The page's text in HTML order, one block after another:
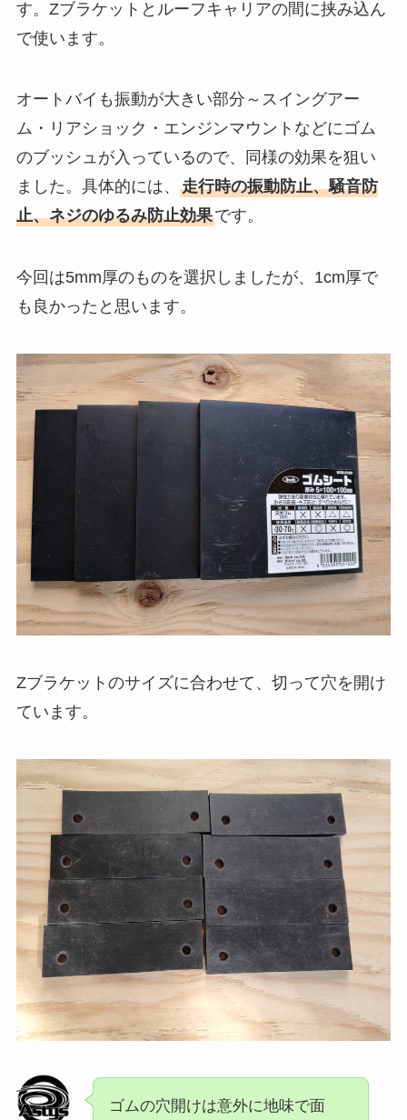
す。Zブラケットとルーフキャリアの間に挟み込ん
で使います。
オートバイも振動が大きい部分～スイングアー
ム・リアショック・エンジンマウントなどにゴム
のブッシュが入っているので、同様の効果を狙い
ました。具体的には、 走行時の振動防止、騒音防
止、ネジのゆるみ防止効果です。
今回は5mm厚のものを選択しましたが、1cm厚で
も良かったと思います。
Zブラケットのサイズに合わせて、切って穴を開け
ています。
ゴムの穴開けは意外に地味で面